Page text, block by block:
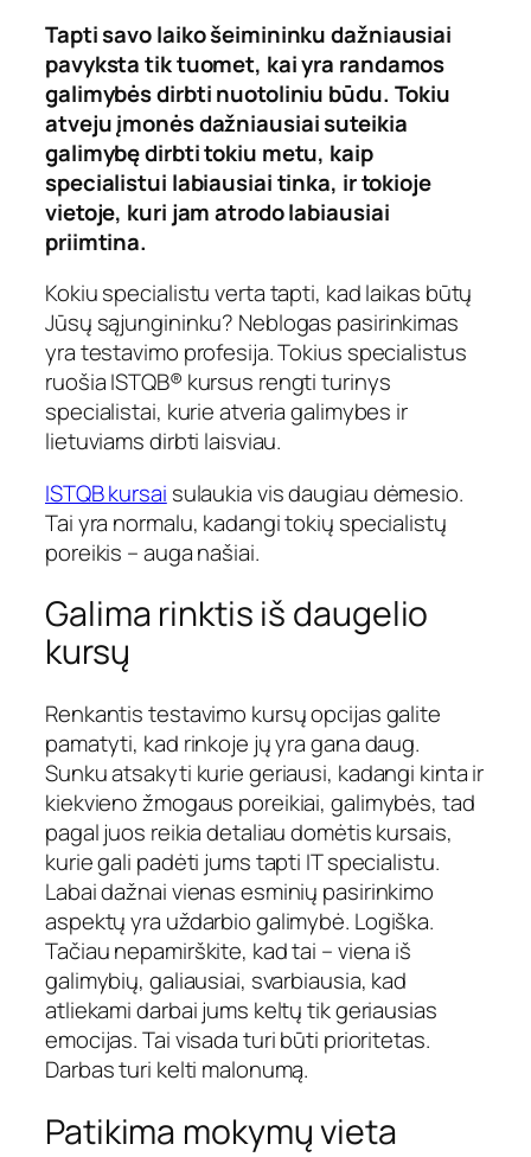
Tapti savo laiko šeimininku dažniausiai
pavyksta tik tuomet, kai yra randamos
galimybės dirbti nuotoliniu būdu. Tokiu
atveju įmonės dažniausiai suteikia
galimybę dirbti tokiu metu, kaip
specialistui labiausiai tinka, ir tokioje
vietoje, kuri jam atrodo labiausiai
priimtina.
Kokiu specialistu verta tapti, kad laikas būtų
Jūsų sąjungininku? Neblogas pasirinkimas
yra testavimo profesija. Tokius specialistus
ruošia ISTQB® kursus rengti turinys
specialistai, kurie atveria galimybes ir
lietuviams dirbti laisviau.
ISTQB kursai sulaukia vis daugiau dėmesio.
Tai yra normalu, kadangi tokių specialistų
poreikis – auga našiai.
Galima rinktis iš daugelio
kursų
Renkantis testavimo kursų opcijas galite
pamatyti, kad rinkoje jų yra gana daug.
Sunku atsakyti kurie geriausi, kadangi kinta ir
kiekvieno žmogaus poreikiai, galimybės, tad
pagal juos reikia detaliau domėtis kursais,
kurie gali padėti jums tapti IT specialistu.
Labai dažnai vienas esminių pasirinkimo
aspektų yra uždarbio galimybė. Logiška.
Tačiau nepamirškite, kad tai – viena iš
galimybių, galiausiai, svarbiausia, kad
atliekami darbai jums keltų tik geriausias
emocijas. Tai visada turi būti prioritetas.
Darbas turi kelti malonumą.
Patikima mokymų vieta